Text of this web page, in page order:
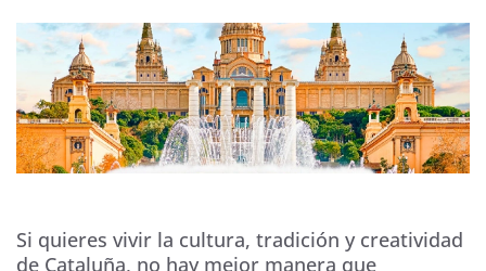
Si quieres vivir la cultura, tradición y creatividad
de Cataluña, no hay mejor manera que